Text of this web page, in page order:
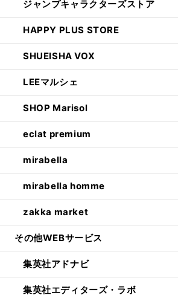
ジャンプキャラクターズストア
HAPPY PLUS STORE
SHUEISHA VOX
LEEマルシェ
SHOP Marisol
eclat premium
mirabella
mirabella homme
zakka market
その他WEBサービス
集英社アドナビ
集英社エディターズ・ラボ